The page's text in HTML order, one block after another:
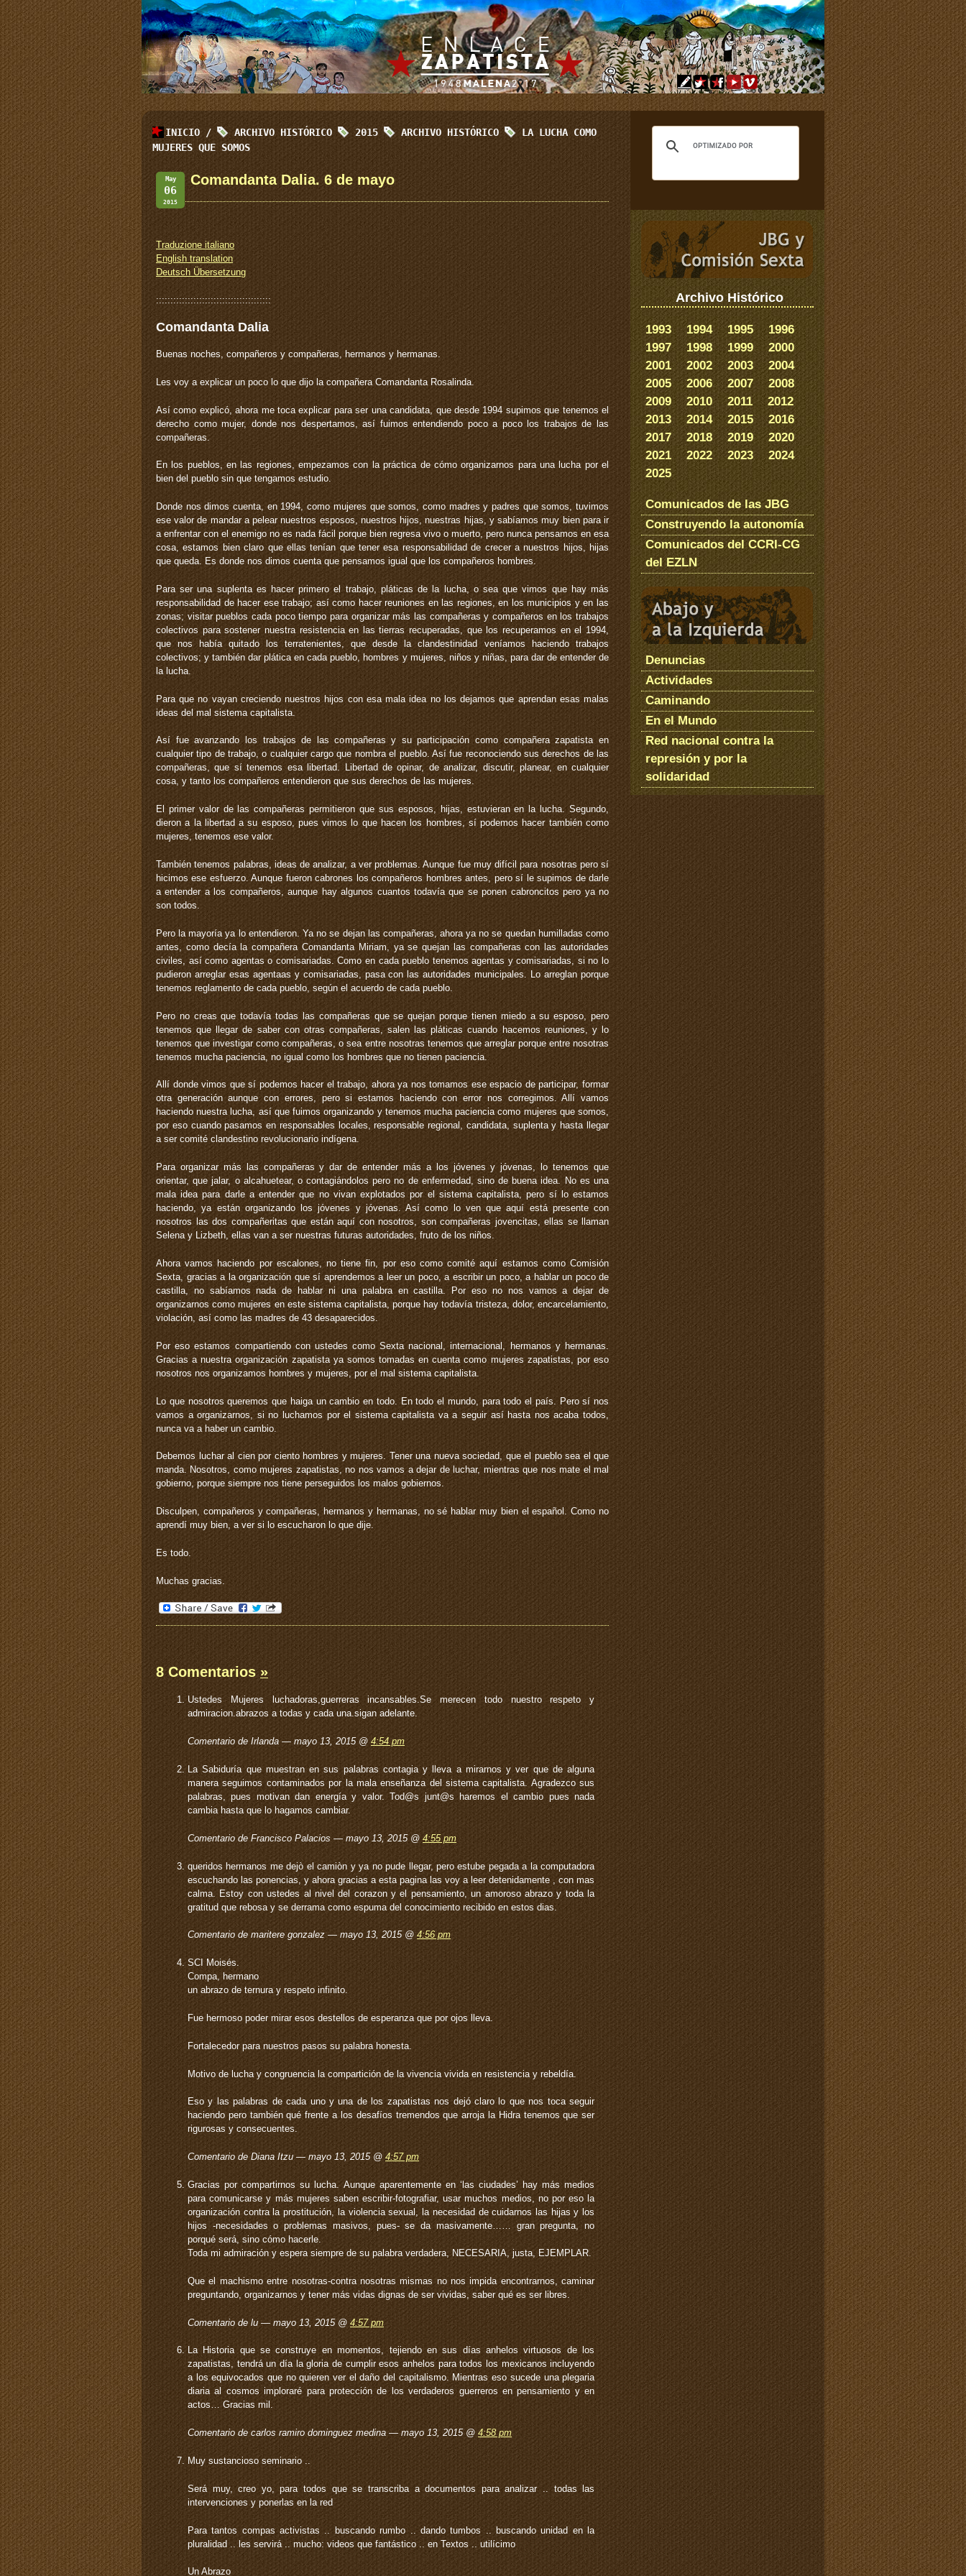
INICIO / ARCHIVO HISTÓRICO 2015 ARCHIVO HISTÓRICO
LA LUCHA COMO
MUJERES QUE SOMOS
May
06
2015
Comandanta Dalia. 6 de mayo
Traduzione italiano
English translation
Deutsch Übersetzung
::::::::::::::::::::::::::::::::::::::::
Comandanta Dalia
Buenas noches, compañeros y compañeras, hermanos y hermanas.
Les voy a explicar un poco lo que dijo la compañera Comandanta Rosalinda.
Así como explicó, ahora me toca explicar para ser una candidata, que desde 1994 supimos que tenemos el
derecho como mujer, donde nos despertamos, así fuimos entendiendo poco a poco los trabajos de las
compañeras.
En los pueblos, en las regiones, empezamos con la práctica de cómo organizarnos para una lucha por el
bien del pueblo sin que tengamos estudio.
Donde nos dimos cuenta, en 1994, como mujeres que somos, como madres y padres que somos, tuvimos
ese valor de mandar a pelear nuestros esposos, nuestros hijos, nuestras hijas, y sabíamos muy bien para ir
a enfrentar con el enemigo no es nada fácil porque bien regresa vivo o muerto, pero nunca pensamos en esa
cosa, estamos bien claro que ellas tenían que tener esa responsabilidad de crecer a nuestros hijos, hijas
que queda. Es donde nos dimos cuenta que pensamos igual que los compañeros hombres.
Para ser una suplenta es hacer primero el trabajo, pláticas de la lucha, o sea que vimos que hay más
responsabilidad de hacer ese trabajo; así como hacer reuniones en las regiones, en los municipios y en las
zonas; visitar pueblos cada poco tiempo para organizar más las compañeras y compañeros en los trabajos
colectivos para sostener nuestra resistencia en las tierras recuperadas, que los recuperamos en el 1994,
que nos había quitado los terratenientes, que desde la clandestinidad veníamos haciendo trabajos
colectivos; y también dar plática en cada pueblo, hombres y mujeres, niños y niñas, para dar de entender de
la lucha.
Para que no vayan creciendo nuestros hijos con esa mala idea no los dejamos que aprendan esas malas
ideas del mal sistema capitalista.
Así fue avanzando los trabajos de las compañeras y su participación como compañera zapatista en
cualquier tipo de trabajo, o cualquier cargo que nombra el pueblo. Así fue reconociendo sus derechos de las
compañeras, que sí tenemos esa libertad. Libertad de opinar, de analizar, discutir, planear, en cualquier
cosa, y tanto los compañeros entendieron que sus derechos de las mujeres.
El primer valor de las compañeras permitieron que sus esposos, hijas, estuvieran en la lucha. Segundo,
dieron a la libertad a su esposo, pues vimos lo que hacen los hombres, sí podemos hacer también como
mujeres, tenemos ese valor.
También tenemos palabras, ideas de analizar, a ver problemas. Aunque fue muy difícil para nosotras pero sí
hicimos ese esfuerzo. Aunque fueron cabrones los compañeros hombres antes, pero sí le supimos de darle
a entender a los compañeros, aunque hay algunos cuantos todavía que se ponen cabroncitos pero ya no
son todos.
Pero la mayoría ya lo entendieron. Ya no se dejan las compañeras, ahora ya no se quedan humilladas como
antes, como decía la compañera Comandanta Miriam, ya se quejan las compañeras con las autoridades
civiles, así como agentas o comisariadas. Como en cada pueblo tenemos agentas y comisariadas, si no lo
pudieron arreglar esas agentaas y comisariadas, pasa con las autoridades municipales. Lo arreglan porque
tenemos reglamento de cada pueblo, según el acuerdo de cada pueblo.
Pero no creas que todavía todas las compañeras que se quejan porque tienen miedo a su esposo, pero
tenemos que llegar de saber con otras compañeras, salen las pláticas cuando hacemos reuniones, y lo
tenemos que investigar como compañeras, o sea entre nosotras tenemos que arreglar porque entre nosotras
tenemos mucha paciencia, no igual como los hombres que no tienen paciencia.
Allí donde vimos que sí podemos hacer el trabajo, ahora ya nos tomamos ese espacio de participar, formar
otra generación aunque con errores, pero si estamos haciendo con error nos corregimos. Allí vamos
haciendo nuestra lucha, así que fuimos organizando y tenemos mucha paciencia como mujeres que somos,
por eso cuando pasamos en responsables locales, responsable regional, candidata, suplenta y hasta llegar
a ser comité clandestino revolucionario indígena.
Para organizar más las compañeras y dar de entender más a los jóvenes y jóvenas, lo tenemos que
orientar, que jalar, o alcahuetear, o contagiándolos pero no de enfermedad, sino de buena idea. No es una
mala idea para darle a entender que no vivan explotados por el sistema capitalista, pero sí lo estamos
haciendo, ya están organizando los jóvenes y jóvenas. Así como lo ven que aquí está presente con
nosotros las dos compañeritas que están aquí con nosotros, son compañeras jovencitas, ellas se llaman
Selena y Lizbeth, ellas van a ser nuestras futuras autoridades, fruto de los niños.
Ahora vamos haciendo por escalones, no tiene fin, por eso como comité aquí estamos como Comisión
Sexta, gracias a la organización que sí aprendemos a leer un poco, a escribir un poco, a hablar un poco de
castilla, no sabíamos nada de hablar ni una palabra en castilla. Por eso no nos vamos a dejar de
organizarnos como mujeres en este sistema capitalista, porque hay todavía tristeza, dolor, encarcelamiento,
violación, así como las madres de 43 desaparecidos.
Por eso estamos compartiendo con ustedes como Sexta nacional, internacional, hermanos y hermanas.
Gracias a nuestra organización zapatista ya somos tomadas en cuenta como mujeres zapatistas, por eso
nosotros nos organizamos hombres y mujeres, por el mal sistema capitalista.
Lo que nosotros queremos que haiga un cambio en todo. En todo el mundo, para todo el país. Pero sí nos
vamos a organizarnos, si no luchamos por el sistema capitalista va a seguir así hasta nos acaba todos,
nunca va a haber un cambio.
Debemos luchar al cien por ciento hombres y mujeres. Tener una nueva sociedad, que el pueblo sea el que
manda. Nosotros, como mujeres zapatistas, no nos vamos a dejar de luchar, mientras que nos mate el mal
gobierno, porque siempre nos tiene perseguidos los malos gobiernos.
Disculpen, compañeros y compañeras, hermanos y hermanas, no sé hablar muy bien el español. Como no
aprendí muy bien, a ver si lo escucharon lo que dije.
Es todo.
Muchas gracias.
8 Comentarios»
Ustedes Mujeres luchadoras,guerreras incansables.Se merecen todo nuestro respeto y
admiracion.abrazos a todas y cada una.sigan adelante.
Comentario de Irlanda — mayo 13, 2015 @ 4:54 pm
La Sabiduría que muestran en sus palabras contagia y lleva a mirarnos y ver que de alguna
manera seguimos contaminados por la mala enseñanza del sistema capitalista. Agradezco sus
palabras, pues motivan dan energía y valor. Tod@s junt@s haremos el cambio pues nada
cambia hasta que lo hagamos cambiar.
Comentario de Francisco Palacios — mayo 13, 2015 @ 4:55 pm
queridos hermanos me dejò el camiòn y ya no pude llegar, pero estube pegada a la computadora
escuchando las ponencias, y ahora gracias a esta pagina las voy a leer detenidamente , con mas
calma. Estoy con ustedes al nivel del corazon y el pensamiento, un amoroso abrazo y toda la
gratitud que rebosa y se derrama como espuma del conocimiento recibido en estos dias.
Comentario de maritere gonzalez — mayo 13, 2015 @4:56 pm
SCI Moisés.
Compa, hermano
un abrazo de ternura y respeto infinito.
Fue hermoso poder mirar esos destellos de esperanza que por ojos lleva.
Fortalecedor para nuestros pasos su palabra honesta.
Motivo de lucha y congruencia la compartición de la vivencia vivida en resistencia y rebeldía.
Eso y las palabras de cada uno y una de los zapatistas nos dejó claro lo que nos toca seguir
haciendo pero también qué frente a los desafíos tremendos que arroja la Hidra tenemos que ser
rigurosas y consecuentes.
Comentario de Diana Itzu — mayo 13, 2015 @ 4:57 pm
Gracias por compartirnos su lucha. Aunque aparentemente en ‘las ciudades’ hay más medios
para comunicarse y más mujeres saben escribir-fotografiar, usar muchos medios, no por eso la
organización contra la prostitución, la violencia sexual, la necesidad de cuidarnos las hijas y los
hijos -necesidades o problemas masivos, pues- se da masivamente…… gran pregunta, no
porqué será, sino cómo hacerle.
Toda mi admiración y espera siempre de su palabra verdadera, NECESARIA, justa, EJEMPLAR.
Que el machismo entre nosotras-contra nosotras mismas no nos impida encontrarnos, caminar
preguntando, organizarnos y tener más vidas dignas de ser vividas, saber qué es ser libres.
Comentario de lu — mayo 13, 2015 @ 4:57 pm
La Historia que se construye en momentos, tejiendo en sus días anhelos virtuosos de los
zapatistas, tendrá un día la gloria de cumplir esos anhelos para todos los mexicanos incluyendo
a los equivocados que no quieren ver el daño del capitalismo. Mientras eso sucede una plegaria
diaria al cosmos imploraré para protección de los verdaderos guerreros en pensamiento y en
actos… Gracias mil.
Comentario de carlos ramiro dominguez medina — mayo 13, 2015 @ 4:58 pm
Muy sustancioso seminario ..
Será muy, creo yo, para todos que se transcriba a documentos para analizar .. todas las
intervenciones y ponerlas en la red
Para tantos compas activistas .. buscando rumbo .. dando tumbos .. buscando unidad en la
pluralidad .. les servirá .. mucho: videos que fantástico .. en Textos .. utilícimo
Un Abrazo
Archivo Histórico
1993 1994 1995
1996
1997
1998 1999
2000
2001
2002 2003
2004
2005
2006 2007
2008
2009
2010 2011
2012
2013
2014 2015
2016
2017
2018 2019
2020
2021
2022 2023
2024
2025
Comunicados de las JBG
Construyendo la autonomía
Comunicados del CCRI-CG
del EZLN
Denuncias
Actividades
Caminando
En el Mundo
Red nacional contra la
represión y por la
solidaridad